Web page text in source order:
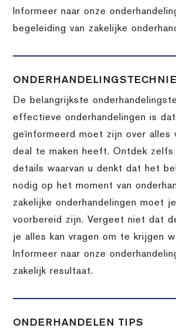
Informeer naar onze
begeleiding van zakelijke
De belangrijkste
effectieve onderhandelingen is
geïnformeerd moet zijn over alles
deal te maken heeft. Ontdek zelfs
details waarvan u denkt dat het
nodig op het moment van
zakelijke onderhandelingen moet
voorbereid zijn. Vergeet niet dat
je alles kan vragen om te krijgen
Informeer naar onze
zakelijk resultaat.
ONDERHANDELEN TIPS